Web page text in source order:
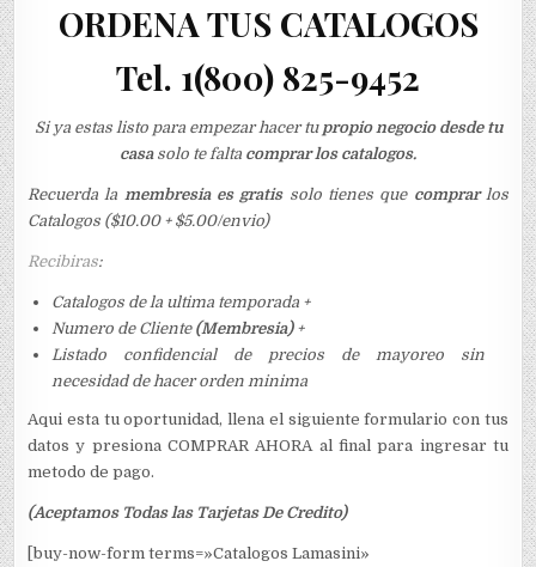
ORDENA TUS CATALOGOS
Tel. 1(800) 825-9452
Si ya estas listo para empezar hacer tu propio negocio desde tu
casasolo te falta comprar los catalogos.
Recuerda la membresia es gratissolo tienes que comprarlos
Catalogos ($10.00 + $5.00/envio)
Recibiras:
Catalogos de la ultima temporada +
Numero de Cliente (Membresia)+
Listado confidencial de precios de mayoreo sin
necesidad de hacer orden minima
Aqui esta tu oportunidad, llena el siguiente formulario con tus
datos y presiona COMPRAR AHORA al final para ingresar tu
metodo de pago.
(Aceptamos Todas las Tarjetas De Credito)
[buy-now-form terms=»Catalogos Lamasini»